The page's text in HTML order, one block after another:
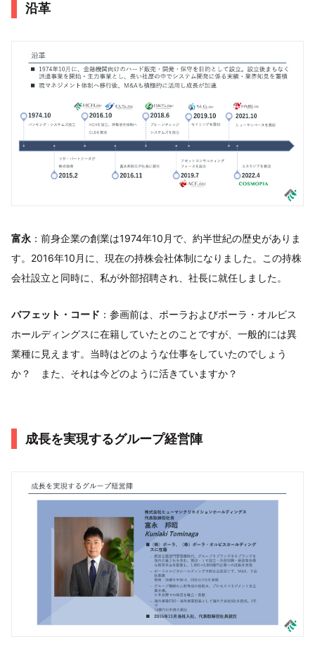
沿革
富永 ：前身企業の創業は1974年10月で、約半世紀の歴史がありま
す。2016年10月に、現在の持株会社体制になりました。この持株
会社設立と同時に、私が外部招聘され、社長に就任しました。
バフェット・コード ：参画前は、ポーラおよびポーラ・オルビス
ホールディングスに在籍していたとのことですが、一般的には異
業種に見えます。当時はどのような仕事をしていたのでしょう
か？ また、それは今どのように活きていますか？
成長を実現するグループ経営陣